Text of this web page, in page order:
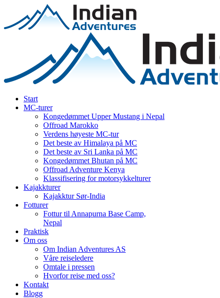
Start
MC-turer
Kongedømmet Upper Mustang i Nepal
Offroad Marokko
Verdens høyeste MC-tur
Det beste av Himalaya på MC
Det beste av Sri Lanka på MC
Kongedømmet Bhutan på MC
Offroad Adventure Kenya
Klassifisering for motorsykkelturer
Kajakkturer
Kajakktur Sør-India
Fotturer
Fottur til Annapurna Base Camp,
Nepal
Praktisk
Om oss
Om Indian Adventures AS
Våre reiseledere
Omtale i pressen
Hvorfor reise med oss?
Kontakt
Blogg